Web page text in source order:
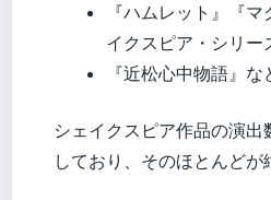
『ハムレット』『
イクスピア・シリー
『近松心中物語』
シェイクスピア作品の演出
しており、そのほとんどが